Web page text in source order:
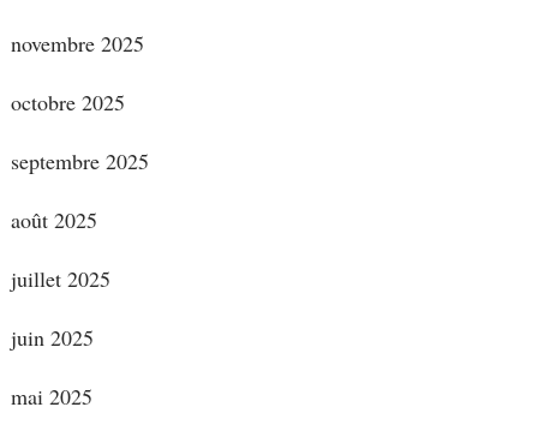
novembre 2025
octobre 2025
septembre 2025
août 2025
juillet 2025
juin 2025
mai 2025